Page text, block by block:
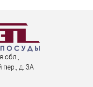
обл.,
пер., д. 3А